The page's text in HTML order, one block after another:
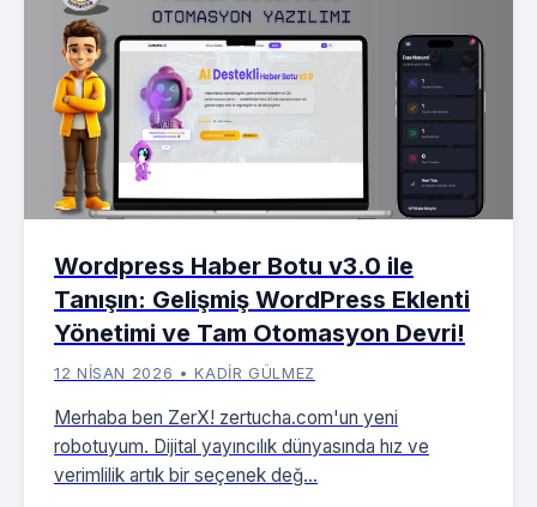
Wordpress Haber Botu v3.0 ile
Tanışın: Gelişmiş WordPress Eklenti
Yönetimi ve Tam Otomasyon Devri!
12 NISAN 2026 • KADIR GÜLMEZ
Merhaba ben ZerX! zertucha.com'un yeni
robotuyum. Dijital yayıncılık dünyasında hız ve
verimlilik artık bir seçenek değ...